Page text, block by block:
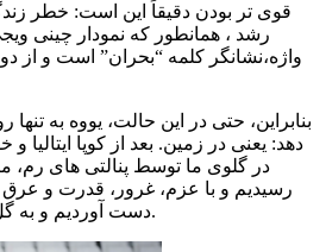
قوی تر بودن دقیقاً این است: خطر
رشد ، همانطور که نمودار چینی
واژه،نشانگر کلمه “بحران” است و
بنابراین، حتی در این حالت، یووه به
دهد: یعنی در زمین. بعد از کوپا
در گلوی ما توسط پنالتی های رم،
رسیدیم و با عزم، غرور، قدرت و عرق
دست آوردیم و به گل های باورنکردنی رسیدیم.